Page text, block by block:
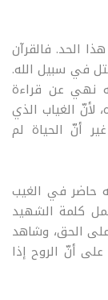
الحد. فالقرآن
في سبيل الله.
نهي عن قراءة
لأنّ الغياب الذي
أنّ الحياة لم
حاضر في الغيب
كلمة الشهيد
الحق، وشاهد
أنّ الروح إذا